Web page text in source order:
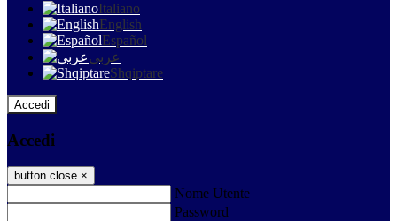
Italiano
English
Español
عربى
Shqiptare
Accedi
Accedi
button close ×
Nome Utente
Password